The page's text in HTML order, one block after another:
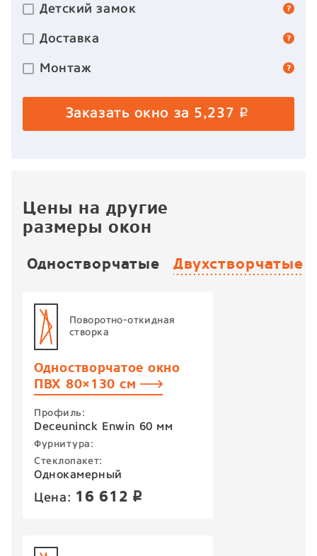
Детский замок
Доставка
Монтаж
Заказать окно за 5,237 p
Цены на другие
размеры окон
Одностворчатые Двухстворчатые
Поворотно-откидная
створка
Одностворчатое окно
ПВХ 80×130 см
Профиль:
Deceuninck Enwin 60 мм
Фурнитура:
Стеклопакет:
Однокамерный
Цена: 16 612 p